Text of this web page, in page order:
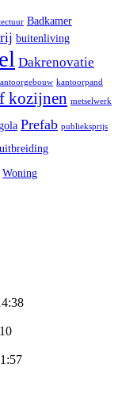
Badkamer
buitenliving
Dakrenovatie
kantoorpand
kozijnen metselwerk
Prefab publieksprijs
uitbreiding
Woning